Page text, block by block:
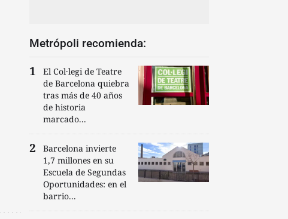
Metrópoli recomienda:
El Col·legi de Teatre
de Barcelona quiebra
tras más de 40 años
de historia
marcado...
Barcelona invierte
1,7 millones en su
Escuela de Segundas
Oportunidades: en el
barrio...